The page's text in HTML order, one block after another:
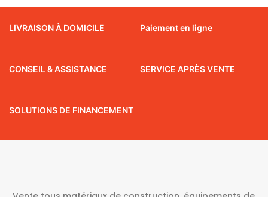
LIVRAISON À DOMICILE Paiement en ligne
CONSEIL & ASSISTANCE SERVICE APRÈS VENTE
SOLUTIONS DE FINANCEMENT